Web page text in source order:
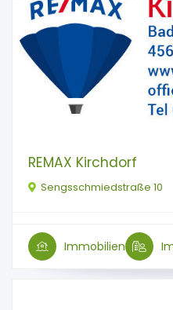
REMAX Kirchdorf
Sengsschmiedstraße 10
Immobilien